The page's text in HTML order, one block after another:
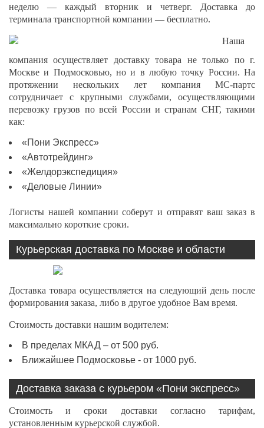
неделю — каждый вторник и четверг. Доставка до
терминала транспортной компании — бесплатно.
Наша
компания осуществляет доставку товара не только по г.
Москве и Подмосковью, но и в любую точку России. На
протяжении нескольких лет компания МС-партс
сотрудничает с крупными службами, осуществляющими
перевозку грузов по всей России и странам СНГ, такими
как:
«Пони Экспресс»
«Автотрейдинг»
«Желдорэкспедиция»
«Деловые Линии»
Логисты нашей компании соберут и отправят ваш заказ в
максимально короткие сроки.
Курьерская доставка по Москве и области
Доставка товара осуществляется на следующий день после
формирования заказа, либо в другое удобное Вам время.
Стоимость доставки нашим водителем:
В пределах МКАД – от 500 руб.
Ближайшее Подмосковье - от 1000 руб.
Доставка заказа с курьером «Пони экспресс»
Стоимость и сроки доставки согласно тарифам,
установленным курьерской службой.